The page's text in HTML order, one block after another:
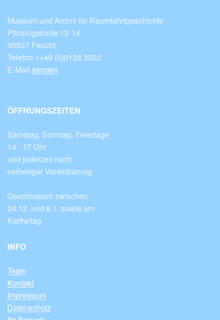
Museum und Archiv für Raumfahrtgeschichte
Pfinzingstraße 12-14
90537 Feucht
Telefon ++49 (0)9128 3502
E-Mail senden
ÖFFNUNGSZEITEN
Samstag, Sonntag, Feiertage
14 - 17 Uhr
und jederzeit nach
vorheriger Vereinbarung
Geschlossen zwischen
24.12. und 6.1. sowie am
Karfreitag
INFO
Team
Kontakt
Impressum
Datenschutz